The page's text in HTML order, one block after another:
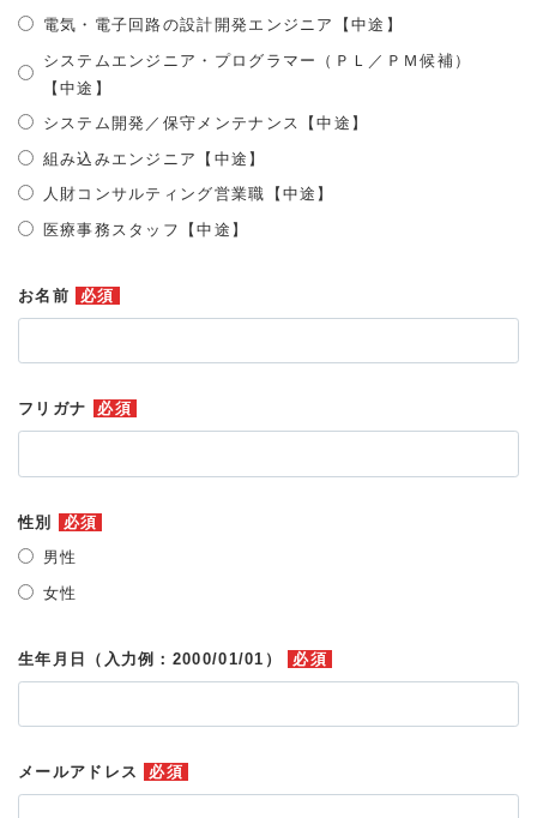
電気・電子回路の設計開発エンジニア【中途】
システムエンジニア・プログラマー（ＰＬ／ＰＭ候補）
【中途】
システム開発／保守メンテナンス【中途】
組み込みエンジニア【中途】
人財コンサルティング営業職【中途】
医療事務スタッフ【中途】
お名前 必須
フリガナ 必須
性別
必須
男性
女性
生年月日（入力例：2000/01/01） 必須
メールアドレス 必須